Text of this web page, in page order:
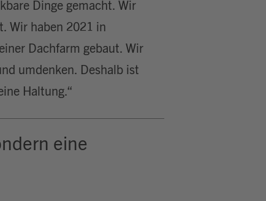
Dinge gemacht. Wir
Wir haben 2021 in
Dachfarm gebaut. Wir
umdenken. Deshalb ist
Haltung.“
eine